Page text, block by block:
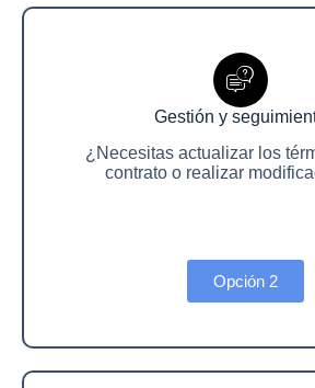
Gestión y
¿Necesitas actualizar los
contrato o realizar
Opción 2